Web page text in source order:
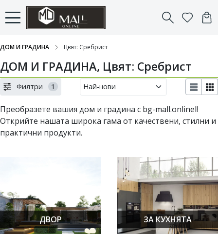
ДОМ И ГРАДИНА Цвят: Сребрист
ДОМ И ГРАДИНА, Цвят: Сребрист
Филтри 1
Преобразете вашия дом и градина с bg-mall.onlinel!
Открийте нашата широка гама от качествени, стилни и
практични продукти.
ДВОР ЗА КУХНЯТА